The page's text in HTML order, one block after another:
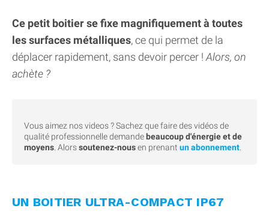
Ce petit boitier se fixe magnifiquement à toutes
les surfaces métalliques, ce qui permet de la
déplacer rapidement, sans devoir percer ! Alors, on
achète ?
Vous aimez nos videos ? Sachez que faire des vidéos de
qualité professionnelle demande beaucoup d'énergie et de
moyens . Alorssoutenez-nousen prenant un abonnement
UN BOITIER ULTRA-COMPACT IP67